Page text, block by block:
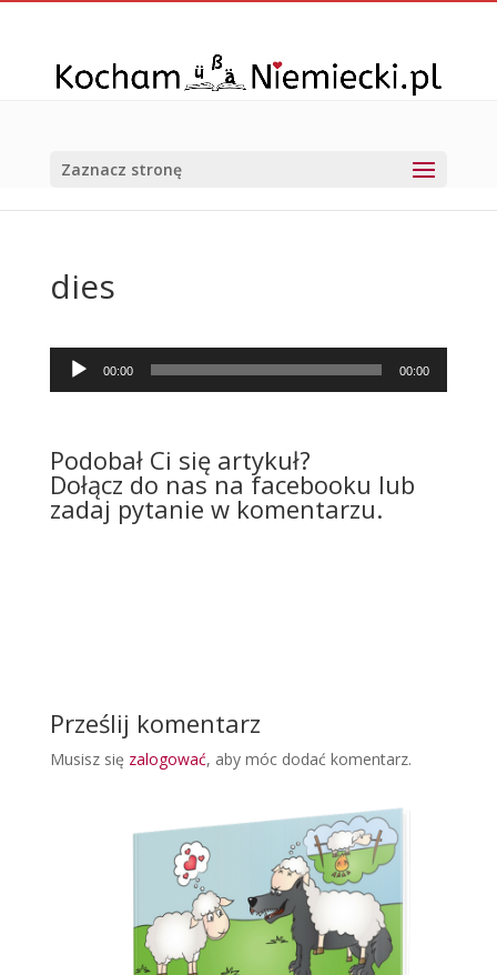
Zaznacz stronę
dies
Odtwarzacz
plików
00:00 00:00
Podobał Ci się artykuł?
Dołącz do nas na facebooku lub
zadaj pytanie w komentarzu.
Prześlij komentarz
Musisz się zalogować, aby móc dodać komentarz.